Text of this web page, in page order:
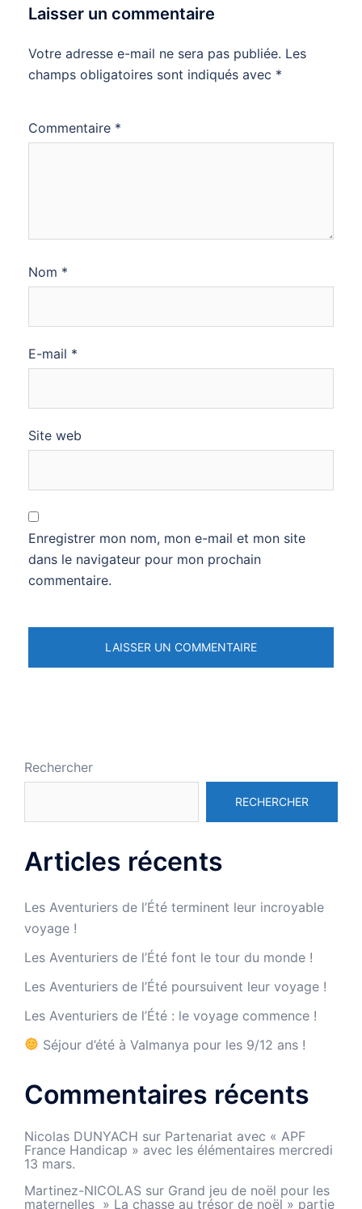
Laisser un commentaire
Votre adresse e-mail ne sera pas publiée. Les
champs obligatoires sont indiqués avec *
Commentaire *
Nom *
E-mail *
Site web
Enregistrer mon nom, mon e-mail et mon site
dans le navigateur pour mon prochain
commentaire.
Rechercher
RECHERCHER
Articles récents
Les Aventuriers de l’Été terminent leur incroyable
voyage !
Les Aventuriers de l’Été font le tour du monde !
Les Aventuriers de l’Été poursuivent leur voyage !
Les Aventuriers de l’Été : le voyage commence !
Séjour d’été à Valmanya pour les 9/12 ans !
Commentaires récents
Nicolas DUNYACH sur Partenariat avec « APF
France Handicap » avec les élémentaires mercredi
13 mars.
Martinez-NICOLAS sur Grand jeu de noël pour les
maternelles » La chasse au trésor de noël » partie